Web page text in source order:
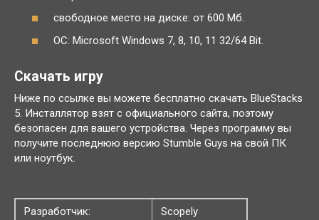
свободное место на диске: от 600 Мб.
ОС: Microsoft Windows 7, 8, 10, 11 32/64 Bit.
Скачать игру
Ниже по ссылке вы можете бесплатно скачать BlueStacks
5. Инсталлятор взят с официального сайта, поэтому
безопасен для вашего устройства. Через программу вы
получите последнюю версию Stumble Guys на свой ПК
или ноутбук.
Разработчик:
Scopely